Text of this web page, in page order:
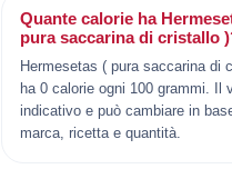
Quante calorie ha
pura saccarina di cristallo
Hermesetas ( pura saccarina di
ha 0 calorie ogni 100 grammi. Il
indicativo e può cambiare in
marca, ricetta e quantità.